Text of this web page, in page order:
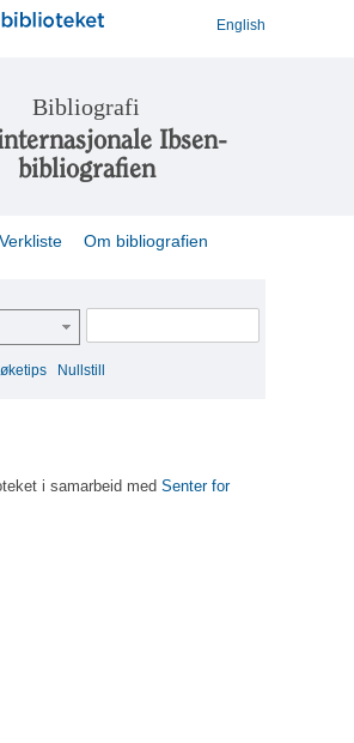
English
Bibliografi
Ibsen-
bibliografien
Verkliste Om bibliografien
Nullstill
i samarbeid med Senter for